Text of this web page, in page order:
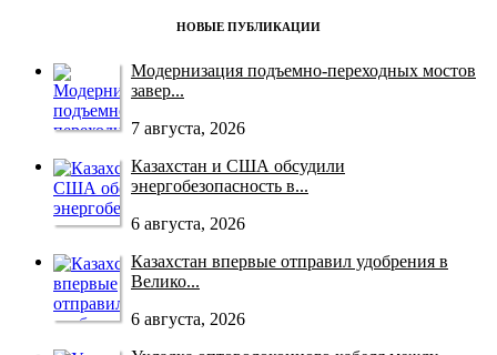
НОВЫЕ ПУБЛИКАЦИИ
Модернизация подъемно-переходных мостов
завер...
7 августа, 2026
Казахстан и США обсудили
энергобезопасность в...
6 августа, 2026
Казахстан впервые отправил удобрения в
Велико...
6 августа, 2026